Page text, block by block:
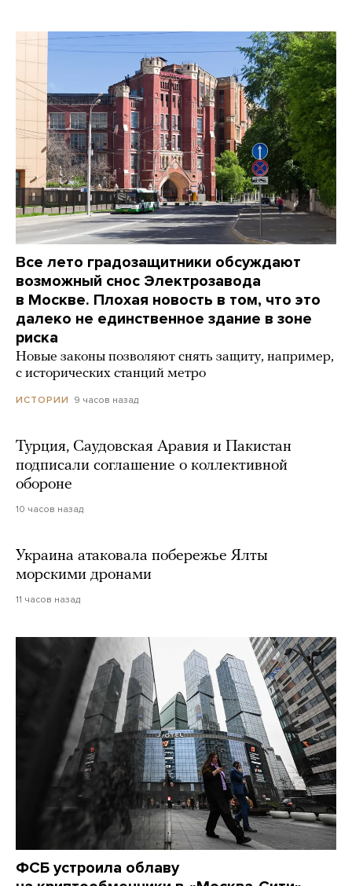
Все лето градозащитники обсуждают
возможный снос Электрозавода
в Москве. Плохая новость в том, что это
далеко не единственное здание в зоне
риска
Новые законы позволяют снять защиту, например,
с исторических станций метро
ИСТОРИИ 9 часов назад
Турция, Саудовская Аравия и Пакистан
подписали соглашение о коллективной
обороне
10 часов назад
Украина атаковала побережье Ялты
морскими дронами
11 часов назад
ФСБ устроила облаву